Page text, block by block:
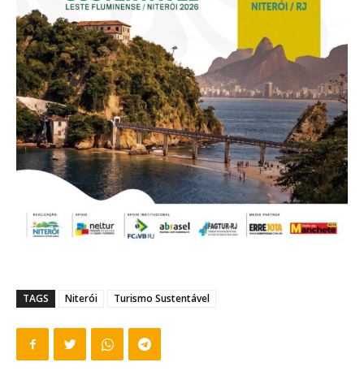
TAGS Niterói Turismo Sustentável